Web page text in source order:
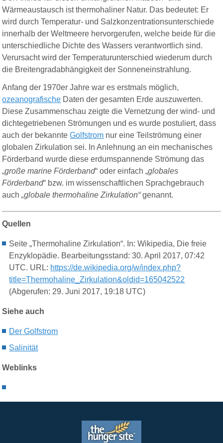
Wärmeaustausch ist thermohaliner Natur. Das bedeutet: Er
wird durch Temperatur- und Salzkonzentrationsunterschiede
innerhalb der Weltmeere hervorgerufen, welche beide für die
unterschiedliche Dichte des Wassers verantwortlich sind.
Verursacht wird der Temperaturunterschied wiederum durch
die Breitengradabhängigkeit der Sonneneinstrahlung.
Anfang der 1970er Jahre war es erstmals möglich,
ozeanografische Daten der gesamten Erde auszuwerten.
Diese Zusammenschau zeigte die Vernetzung der wind- und
dichtegetriebenen Strömungen und es wurde postuliert, dass
auch der bekannteGolfstrom nur eine Teilströmung einer
globalen Zirkulation sei. In Anlehnung an ein mechanisches
Förderband wurde diese erdumspannende Strömung das
„große marine Förderband“ oder einfach „globales
Förderband“ bzw. im wissenschaftlichen Sprachgebrauch
auch„globale thermohaline Zirkulation“ genannt.
Quellen
Seite „Thermohaline Zirkulation“. In: Wikipedia, Die freie
Enzyklopädie. Bearbeitungsstand: 30. April 2017, 07:42
UTC. URL: https://de.wikipedia.org/w/index.php?
title=Thermohaline_Zirkulation&oldid=165042522
(Abgerufen: 29. Juni 2017, 19:18 UTC)
Siehe auch
Der Golfstrom
Salinität
Weblinks